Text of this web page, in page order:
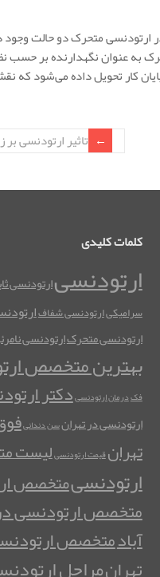
ارتودنسی متحرک دو حالت وجود
به عنوان نگهدارنده بر حسب
کار تحویل داده می‌شود که
تاثیر ارتودنسی بر
کلمات کلیدی
ارتودنسیارتودنسی
سرامیکیارتودنسی شفاف
ارتودنسی متحرکارتودنسی
بهترین متخصص
فکدرمان ارتودنسیدکتر
ارتودنسی در تهرانسن دندانی
تهرانقیمت ارتودنسیلیست
ارتودنسیمتخصص
متخصص ارتودنسی
آبادمتخصص
تهرانمراحل